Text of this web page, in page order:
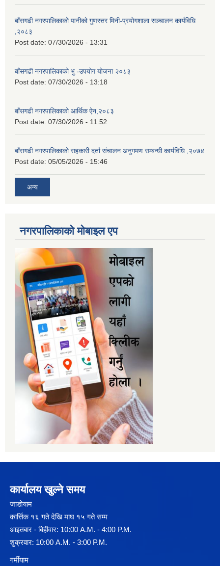
बाँसगढी नगरपालिकाको पानीको गुणस्तर मिनी-प्रयोगशाला सञ्चालन कार्यविधि
,२०८३
Post date: 07/30/2026 - 13:31
बाँसगढी नगरपालिकाको भु -उपयोग योजना २०८३
Post date: 07/30/2026 - 13:18
बाँसगढी नगरपालिकाको आर्थिक ऐन,२०८३
Post date: 07/30/2026 - 11:52
बाँसगढी नगरपालिकाको सहकारी दर्ता संचालन अनुगमण सम्बन्धी कार्यविधि ,२०७४
Post date: 05/05/2026 - 15:46
अन्य
नगरपालिकाकाे माेबाइल एप
कार्यालय खुल्ने समय
जाडोयाम
कार्त्तिक १६ गते देखि माघ १५ गते सम्म
आइतबार - बिहीवार: 10:00 A.M. - 4:00 P.M.
शुक्रवार: 10:00 A.M. - 3:00 P.M.
गर्मीयाम